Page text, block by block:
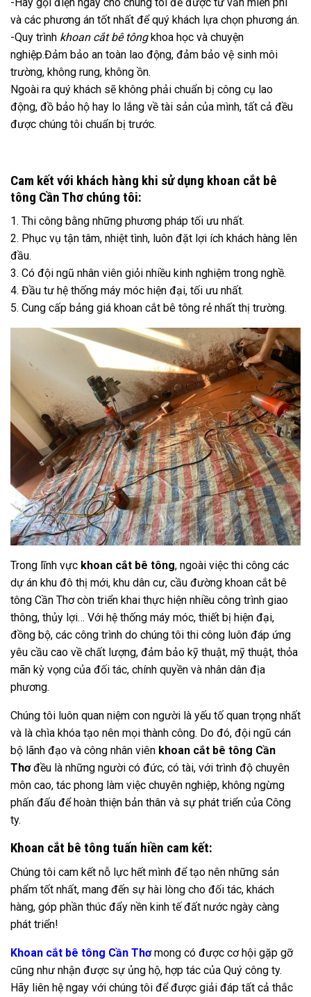
và các phương án tốt nhất để quý khách lựa chọn phương án.
-Quy trình khoan cắt bê tôngkhoa học và chuyện
nghiệp.Đảm bảo an toàn lao động, đảm bảo vệ sinh môi
trường, không rung, không ồn.
Ngoài ra quý khách sẽ không phải chuẩn bị công cụ lao
động, đồ bảo hộ hay lo lắng về tài sản của mình, tất cả đều
được chúng tôi chuẩn bị trước.
Cam kết với khách hàng khi sử dụng khoan cắt bê
tông Cần Thơ chúng tôi:
1. Thi công bằng những phương pháp tối ưu nhất.
2. Phục vụ tận tâm, nhiệt tình, luôn đặt lợi ích khách hàng lên
đầu.
3. Có đội ngũ nhân viên giỏi nhiều kinh nghiệm trong nghề.
4. Đầu tư hệ thống máy móc hiện đại, tối ưu nhất.
5. Cung cấp bảng giá khoan cắt bê tông rẻ nhất thị trường.
Trong lĩnh vực khoan cắt bê tông, ngoài việc thi công các
dự án khu đô thị mới, khu dân cư, cầu đường khoan cắt bê
tông Cần Thơ còn triển khai thực hiện nhiều công trình giao
thông, thủy lợi… Với hệ thống máy móc, thiết bị hiện đại,
đồng bộ, các công trình do chúng tôi thi công luôn đáp ứng
yêu cầu cao về chất lượng, đảm bảo kỹ thuật, mỹ thuật, thỏa
mãn kỳ vọng của đối tác, chính quyền và nhân dân địa
phương.
Chúng tôi luôn quan niệm con người là yếu tố quan trọng nhất
và là chìa khóa tạo nên mọi thành công. Do đó, đội ngũ cán
bộ lãnh đạo và công nhân viên khoan cắt bê tông Cần
Thơđều là những người có đức, có tài, với trình độ chuyên
môn cao, tác phong làm việc chuyên nghiệp, không ngừng
phấn đấu để hoàn thiện bản thân và sự phát triển của Công
ty.
Khoan cắt bê tông tuấn hiền cam kết:
Chúng tôi cam kết nỗ lực hết mình để tạo nên những sản
phẩm tốt nhất, mang đến sự hài lòng cho đối tác, khách
hàng, góp phần thúc đẩy nền kinh tế đất nước ngày càng
phát triển!
Khoan cắt bê tông Cần Thơmong có được cơ hội gặp gỡ
cũng như nhận được sự ủng hộ, hợp tác của Quý công ty.
Hãy liên hệ ngay với chúng tôi để được giải đáp tất cả thắc